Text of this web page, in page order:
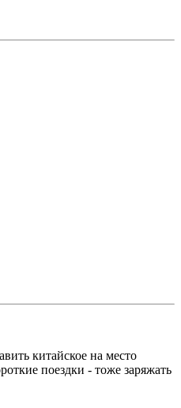
китайское на место
поездки - тоже заряжать